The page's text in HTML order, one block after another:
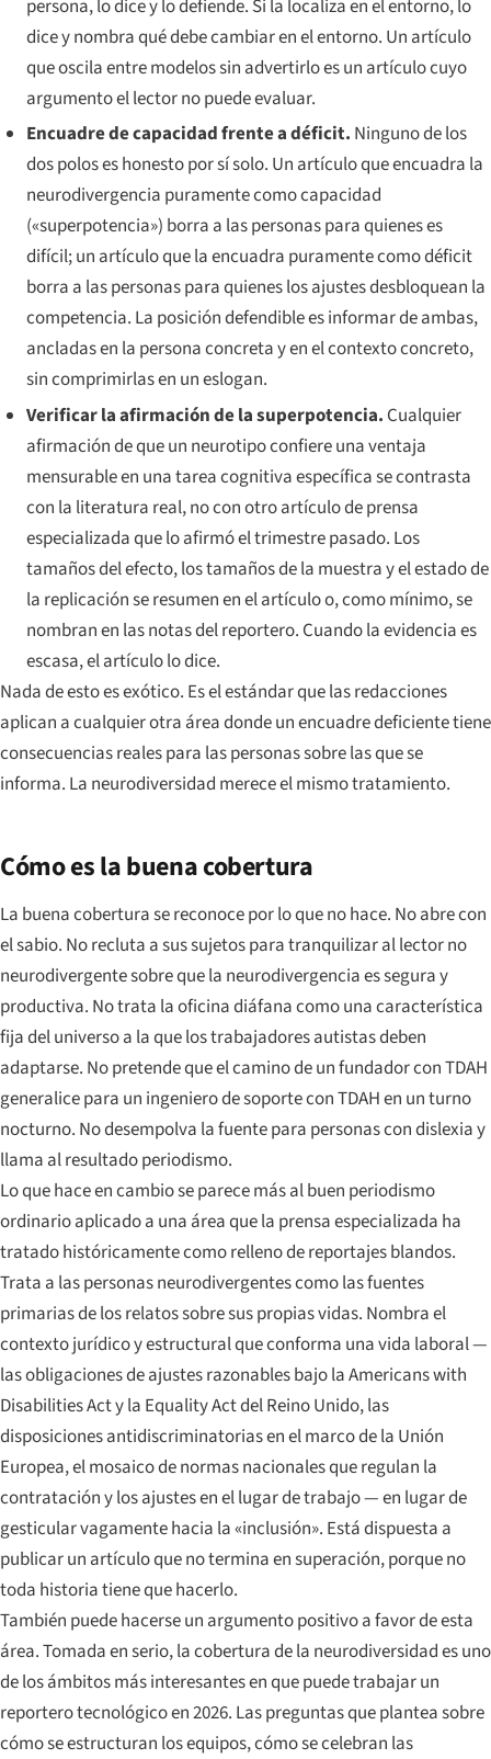
persona, lo dice y lo defiende. Si la localiza en el entorno, lo
dice y nombra qué debe cambiar en el entorno. Un artículo
que oscila entre modelos sin advertirlo es un artículo cuyo
argumento el lector no puede evaluar.
Encuadre de capacidad frente a déficit. Ninguno de los
dos polos es honesto por sí solo. Un artículo que encuadra la
neurodivergencia puramente como capacidad
(«superpotencia») borra a las personas para quienes es
difícil; un artículo que la encuadra puramente como déficit
borra a las personas para quienes los ajustes desbloquean la
competencia. La posición defendible es informar de ambas,
ancladas en la persona concreta y en el contexto concreto,
sin comprimirlas en un eslogan.
Verificar la afirmación de la superpotencia. Cualquier
afirmación de que un neurotipo confiere una ventaja
mensurable en una tarea cognitiva específica se contrasta
con la literatura real, no con otro artículo de prensa
especializada que lo afirmó el trimestre pasado. Los
tamaños del efecto, los tamaños de la muestra y el estado de
la replicación se resumen en el artículo o, como mínimo, se
nombran en las notas del reportero. Cuando la evidencia es
escasa, el artículo lo dice.
Nada de esto es exótico. Es el estándar que las redacciones
aplican a cualquier otra área donde un encuadre deficiente tiene
consecuencias reales para las personas sobre las que se
informa. La neurodiversidad merece el mismo tratamiento.
Cómo es la buena cobertura
La buena cobertura se reconoce por lo que no hace. No abre con
el sabio. No recluta a sus sujetos para tranquilizar al lector no
neurodivergente sobre que la neurodivergencia es segura y
productiva. No trata la oficina diáfana como una característica
fija del universo a la que los trabajadores autistas deben
adaptarse. No pretende que el camino de un fundador con TDAH
generalice para un ingeniero de soporte con TDAH en un turno
nocturno. No desempolva la fuente para personas con dislexia y
llama al resultado periodismo.
Lo que hace en cambio se parece más al buen periodismo
ordinario aplicado a una área que la prensa especializada ha
tratado históricamente como relleno de reportajes blandos.
Trata a las personas neurodivergentes como las fuentes
primarias de los relatos sobre sus propias vidas. Nombra el
contexto jurídico y estructural que conforma una vida laboral —
las obligaciones de ajustes razonables bajo la Americans with
Disabilities Act y la Equality Act del Reino Unido, las
disposiciones antidiscriminatorias en el marco de la Unión
Europea, el mosaico de normas nacionales que regulan la
contratación y los ajustes en el lugar de trabajo — en lugar de
gesticular vagamente hacia la «inclusión». Está dispuesta a
publicar un artículo que no termina en superación, porque no
toda historia tiene que hacerlo.
También puede hacerse un argumento positivo a favor de esta
área. Tomada en serio, la cobertura de la neurodiversidad es uno
de los ámbitos más interesantes en que puede trabajar un
reportero tecnológico en 2026. Las preguntas que plantea sobre
cómo se estructuran los equipos, cómo se celebran las